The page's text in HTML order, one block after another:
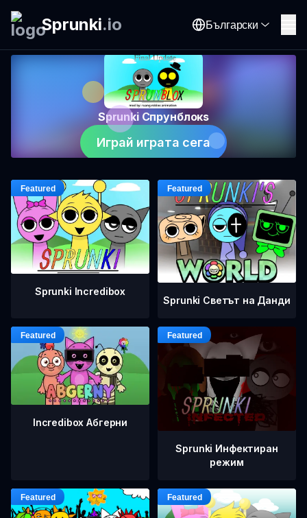
Sprunki.io Български
Sprunki Спрунблокs
Играй играта сега
Sprunki Incredibox
Sprunki Светът на Данди
Incredibox Абгерни
Sprunki Инфектиран
режим